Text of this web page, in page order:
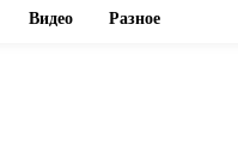
Видео Разное